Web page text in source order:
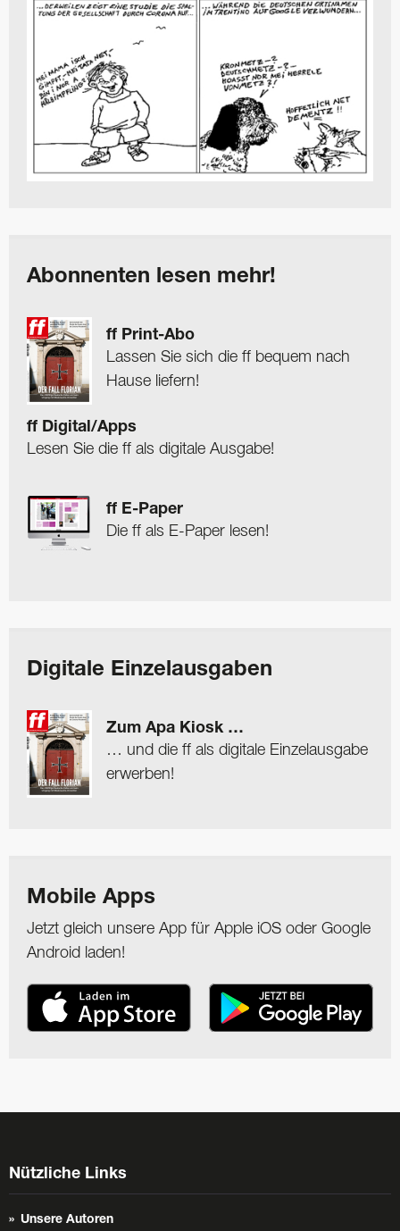
Abonnenten lesen mehr!
ff Print-Abo
Lassen Sie sich die ff bequem nach
Hause liefern!
ff Digital/Apps
Lesen Sie die ff als digitale Ausgabe!
ff E-Paper
Die ff als E-Paper lesen!
Digitale Einzelausgaben
Zum Apa Kiosk …
… und die ff als digitale Einzelausgabe
erwerben!
Mobile Apps
Jetzt gleich unsere App für Apple iOS oder Google
Android laden!
Nützliche Links
Unsere Autoren